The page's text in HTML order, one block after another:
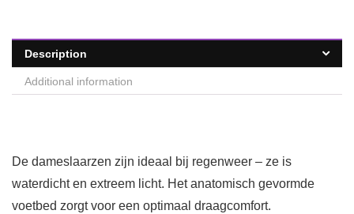
Description
Additional information
De dameslaarzen zijn ideaal bij regenweer – ze is
waterdicht en extreem licht. Het anatomisch gevormde
voetbed zorgt voor een optimaal draagcomfort.